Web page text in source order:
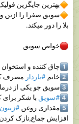
بهترین جایگزین
سویق صفرا را ازتن و
بلا را دور میکند.
خواص سویق
چاق کننده و
خانم#باردار مصرف
سویق جو یکی از
#سویق با شکر
مقداری روغن#زیتون
افزایش جماع,نازک